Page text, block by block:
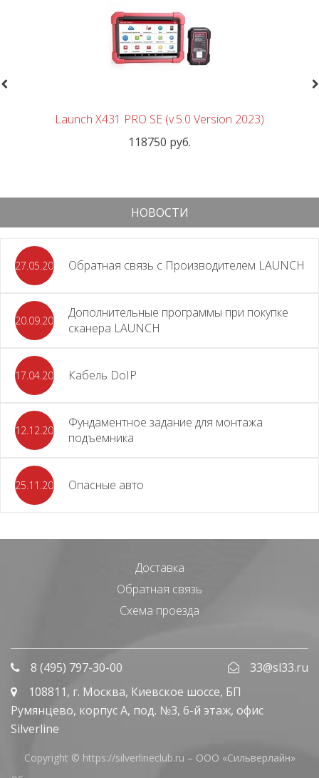
Launch X431 PRO SE (v.5.0 Version 2023)
118750 руб.
НОВОСТИ
27.05.2026 Обратная связь с Производителем LAUNCH
20.09.2025
Дополнительные программы при покупке
сканера LAUNCH
17.04.2024 Кабель DoIP
12.12.2023
Фундаментное задание для монтажа
подъемника
25.11.2023 Опасные авто
Доставка
Обратная связь
Схема проезда
8 (495) 797-30-00
33@sl33.ru
108811, г. Москва, Киевское шоссе, БП
Румянцево, корпус А, под. №3, 6-й этаж, офис
Silverline
Copyright © https://silverlineclub.ru – ООО «Сильверлайн»